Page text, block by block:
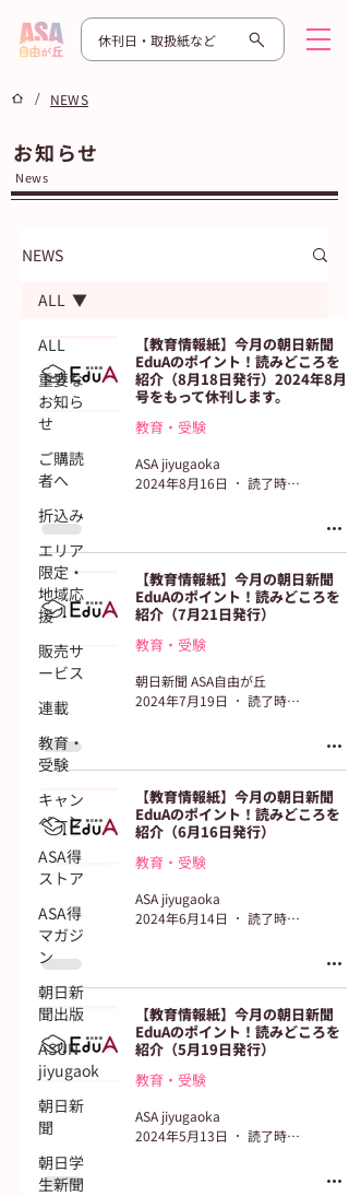
休刊日・取扱紙など
/ NEWS
お知らせ
News
NEWS
ALL
重要な
お知ら
せ
ご購読
者へ
折込み
エリア
限定・
地域応
援
販売サ
ービス
連載
教育・
受験
キャン
ペーン
ASA得
ストア
ASA得
マガジ
ン
朝日新
聞出版
ASUN
jiyugaok
朝日新
聞
朝日学
生新聞
ALL
【教育情報紙】今月の朝日新聞
EduAのポイント！読みどころを
紹介（8月18日発行）2024年8月
号をもって休刊します。
教育・受験
ASA jiyugaoka
2024年8月16日
読了時間: 2分
【教育情報紙】今月の朝日新聞
EduAのポイント！読みどころを
紹介（7月21日発行）
教育・受験
朝日新聞 ASA自由が丘
2024年7月19日
読了時間: 2分
【教育情報紙】今月の朝日新聞
EduAのポイント！読みどころを
紹介（6月16日発行）
教育・受験
ASA jiyugaoka
2024年6月14日
読了時間: 2分
【教育情報紙】今月の朝日新聞
EduAのポイント！読みどころを
紹介（5月19日発行）
教育・受験
ASA jiyugaoka
2024年5月13日
読了時間: 2分